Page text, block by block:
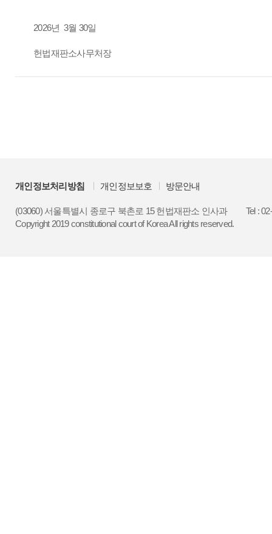
2026년 3월 30일
헌법재판소사무처장
개인정보처리방침 개인정보보호 방문안내
(03060) 서울특별시 종로구 북촌로 15 헌법재판소 인사과
Tel :
Copyright 2019 constitutional court of Korea All rights reserved.